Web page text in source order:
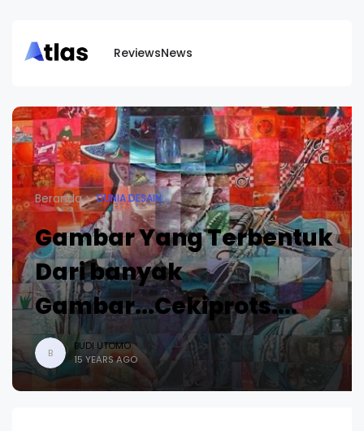
ReviewsNews
Beranda DUNIA DESAIN
Gambar Yang Terbentuk
Dari banyak
Gambar...Cekiprots....
B
BUDI UTOMO
15 YEARS AGO